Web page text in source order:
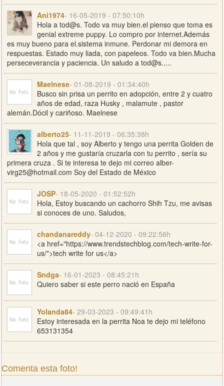
Ani1974- 16-05-2019 - 07:50:10h
Hola a tod@s. Todo va muy bien.el pienso que toma es
genial extreme puppy. Lo compro por internet.Además
es muy bueno para el.sistema inmune. Perdonar mi demora en
respuestas. Estado muy liada, con papeleos. Todo va bien.Mucha
perseceverancia y paciencia. Un saludo a tod@s.....
Maelnese- 01-08-2019 - 01:34:40h
Busco sin prisa un perrito en adopción, entre 2 y cuatro
años de edad, raza Husky , malamute , pastor
alemán.Dócil y cariñoso. Maelnese
alberto25- 11-11-2019 - 06:35:38h
Hola que tal , soy Alberto y tengo una perrita Golden de
2 años y me gustaría cruzarla con tu perrito , sería su
primera cruza . Si te interesa te dejo mi correo alber-
virg25@hotmail.com Soy del Estado de México
JOSP- 18-05-2020 - 01:52:52h
Hola, Estoy buscando un cachorro Shih Tzu, me avisas
si conoces de uno. Saludos,
chandanareddy- 04-12-2020 - 09:22:56h
<a href="https://www.trendstechblog.com/tech-write-for-
us/">tech write for us</a>
Sndga- 16-01-2023 - 08:45:21h
Quiero saber si este perro nació en España
Yolanda84- 29-03-2023 - 09:49:41h
Estoy interesada en la perrita Noa te dejo mi teléfono
653131354
Comenta esta foto!